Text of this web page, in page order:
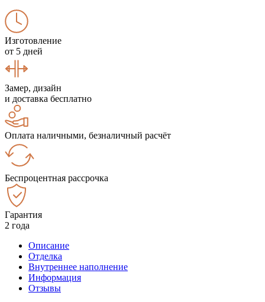
Изготовление
от 5 дней
Замер, дизайн
и доставка бесплатно
Оплата наличными, безналичный расчёт
Беспроцентная рассрочка
Гарантия
2 года
Описание
Отделка
Внутреннее наполнение
Информация
Отзывы